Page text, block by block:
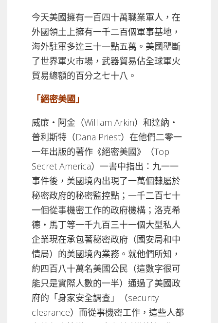
今天美國擁有一百四十萬職業軍人，在
外國領土上擁有一千二百個軍事基地，
海外駐軍多達三十一點五萬。美國壟斷
了世界軍火市場，武器貿易佔全球軍火
貿易總額的百分之七十八。
「絕密美國」
威廉‧阿金（William Arkin）和達納‧
普利斯特（Dana Priest）在他們二零一
一年出版的著作《絕密美國》（Top
Secret America）一書中指出：九一一
事件後，美國境內出現了一萬個隸屬於
秘密政府的秘密監控點；一千二百七十
一個從事機密工作的政府機構；洛克希
德‧馬丁等一千九百三十一個大型私人
企業現在承包著秘密政府（國安局和中
情局）的美國境內業務。就他們所知，
約四百八十萬名美國公民（這數字很可
能只是實際人數的一半）通過了美國政
府的「身家安全調查」（security
clearance）而從事機密工作，這些人都